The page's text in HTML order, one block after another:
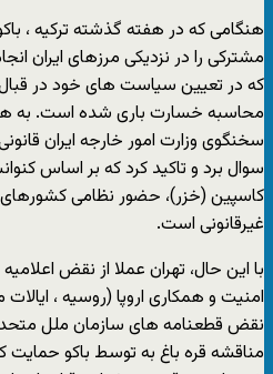
هنگامی که در هفته گذشته ترکیه ،
مشترکی را در نزدیکی مرزهای ایران
که در تعیین سیاست های خود در
محاسبه خسارت باری شده است. به
سخنگوی وزارت امور خارجه ایران
سوال برد و تاکید کرد که بر اساس
کاسپین (خزر)، حضور نظامی کشورهای
غیرقانونی است.
با این حال، تهران عملا از نقض
امنیت و همکاری اروپا (روسیه ،
نقض قطعنامه های سازمان ملل
مناقشه قره باغ به توسط باکو حمایت